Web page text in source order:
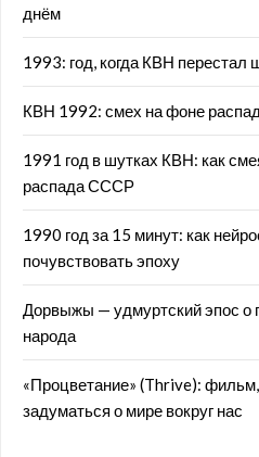
днём
1993: год, когда КВН перестал
КВН 1992: смех на фоне
1991 год в шутках КВН: как
распада СССР
1990 год за 15 минут: как
почувствовать эпоху
Дорвыжы — удмуртский эпос о
народа
«Процветание» (Thrive):
задуматься о мире вокруг нас